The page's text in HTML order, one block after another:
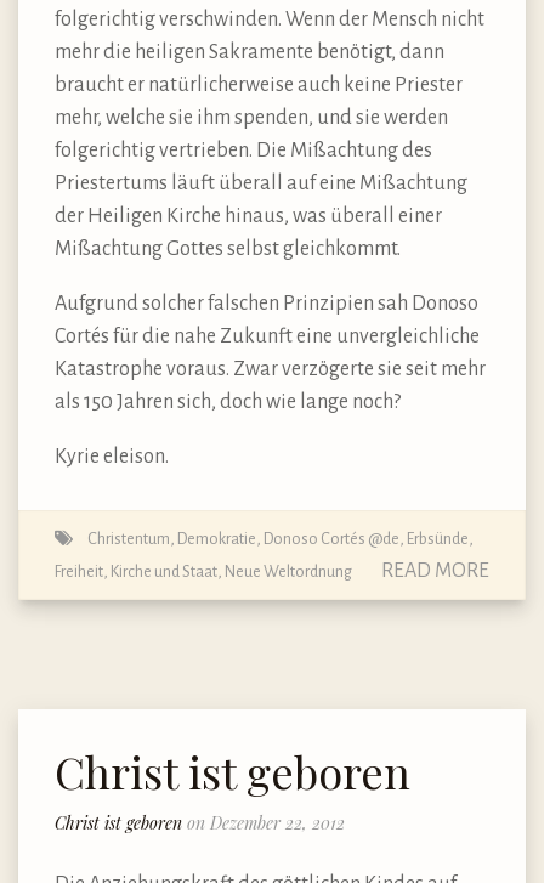
folgerichtig verschwinden. Wenn der Mensch nicht
mehr die heiligen Sakramente benötigt, dann
braucht er natürlicherweise auch keine Priester
mehr, welche sie ihm spenden, und sie werden
folgerichtig vertrieben. Die Mißachtung des
Priestertums läuft überall auf eine Mißachtung
der Heiligen Kirche hinaus, was überall einer
Mißachtung Gottes selbst gleichkommt.
Aufgrund solcher falschen Prinzipien sah Donoso
Cortés für die nahe Zukunft eine unvergleichliche
Katastrophe voraus. Zwar verzögerte sie seit mehr
als 150 Jahren sich, doch wie lange noch?
Kyrie eleison.
Christentum Demokratie Donoso Cortés @de Erbsünde
Freiheit Kirche und Staat Neue Weltordnung READ MORE
Christ ist geboren
Christ ist geboren on Dezember 22, 2012